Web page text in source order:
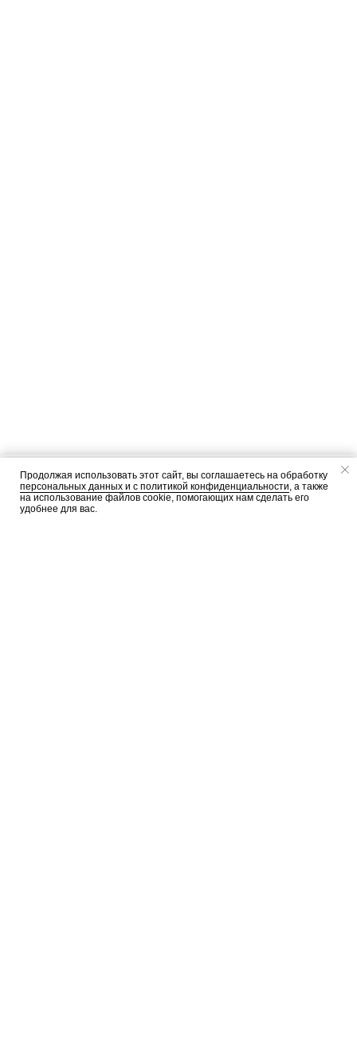
ДОБАВИТЬ В КОРЗИНУ
Продолжая использовать этот сайт, вы соглашаетесь на обработку
персональных данных и c политикой конфиденциальности, а также
на использование файлов cookie, помогающих нам сделать его
удобнее для вас.